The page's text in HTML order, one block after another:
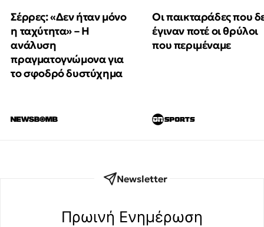
Σέρρες: «Δεν ήταν μόνο
η ταχύτητα» – Η
ανάλυση
πραγματογνώμονα για
το σφοδρό δυστύχημα
Οι παικταράδες που
έγιναν ποτέ οι θρύλοι
που περιμέναμε
Newsletter
Πρωινή Eνημέρωση